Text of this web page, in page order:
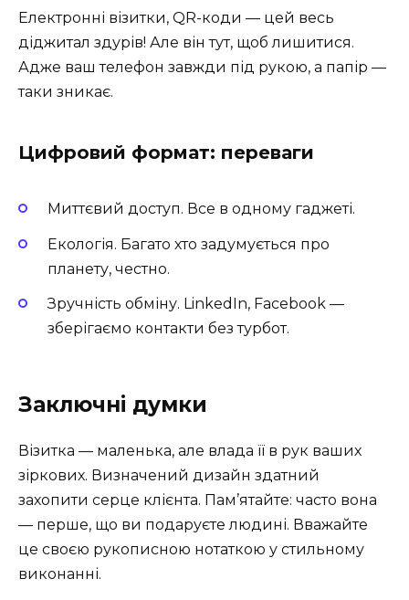
Електронні візитки, QR-коди — цей весь
діджитал здурів! Але він тут, щоб лишитися.
Адже ваш телефон завжди під рукою, а папір —
таки зникає.
Цифровий формат: переваги
Миттєвий доступ. Все в одному гаджеті.
Екологія. Багато хто задумується про
планету, честно.
Зручність обміну. LinkedIn, Facebook —
зберігаємо контакти без турбот.
Заключні думки
Візитка — маленька, але влада її в рук ваших
зіркових. Визначений дизайн здатний
захопити серце клієнта. Пам’ятайте: часто вона
— перше, що ви подаруєте людині. Вважайте
це своєю рукописною нотаткою у стильному
виконанні.